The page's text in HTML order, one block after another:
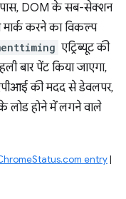
पास, DOM के सब-सेक्शन
मार्क करने का विकल्प
एट्रिब्यूट की
बार पेंट किया जाएगा,
की मदद से डेवलपर,
लोड होने में लगने वाले
entry|